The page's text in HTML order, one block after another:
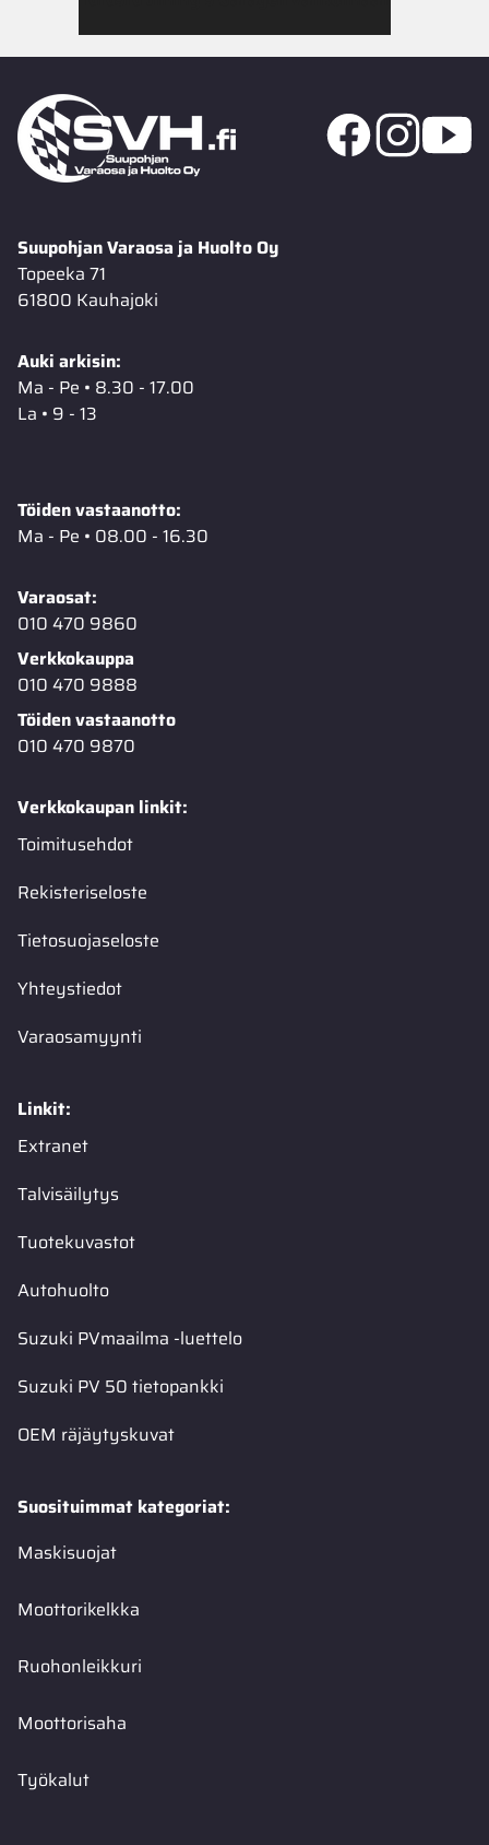
Suupohjan Varaosa ja Huolto Oy
Topeeka 71
61800 Kauhajoki
Auki arkisin:
Ma - Pe • 8.30 - 17.00
La • 9 - 13
Töiden vastaanotto:
Ma - Pe • 08.00 - 16.30
Varaosat:
010 470 9860
Verkkokauppa
010 470 9888
Töiden vastaanotto
010 470 9870
Verkkokaupan linkit:
Toimitusehdot
Rekisteriseloste
Tietosuojaseloste
Yhteystiedot
Varaosamyynti
Linkit:
Extranet
Talvisäilytys
Tuotekuvastot
Autohuolto
Suzuki PVmaailma -luettelo
Suzuki PV 50 tietopankki
OEM räjäytyskuvat
Suosituimmat kategoriat:
Maskisuojat
Moottorikelkka
Ruohonleikkuri
Moottorisaha
Työkalut